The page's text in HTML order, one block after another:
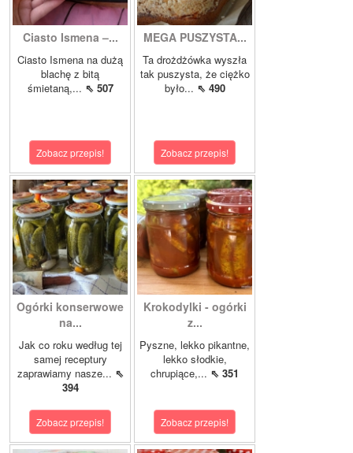
Ciasto Ismena –...
Ciasto Ismena na dużą
blachę z bitą
śmietaną,... ⇖ 507
Zobacz przepis!
MEGA PUSZYSTA...
Ta drożdżówka wyszła
tak puszysta, że ciężko
było... ⇖ 490
Zobacz przepis!
Ogórki konserwowe
na...
Jak co roku według tej
samej receptury
zaprawiamy nasze... ⇖
394
Zobacz przepis!
Krokodylki - ogórki
z...
Pyszne, lekko pikantne,
lekko słodkie,
chrupiące,... ⇖ 351
Zobacz przepis!